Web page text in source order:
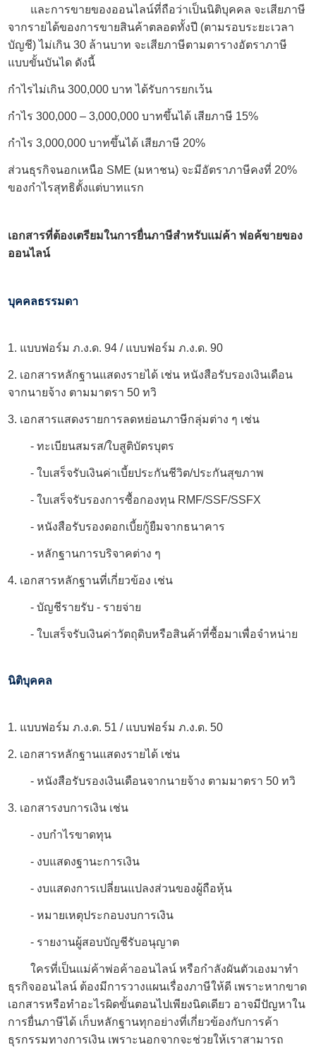
และการขายของออนไลน์ที่ถือว่าเป็นนิติบุคคล จะเสียภาษี
จากรายได้ของการขายสินค้าตลอดทั้งปี (ตามรอบระยะเวลา
บัญชี) ไม่เกิน 30 ล้านบาท จะเสียภาษีตามตารางอัตราภาษี
แบบขั้นบันได ดังนี้
กำไรไม่เกิน 300,000 บาท ได้รับการยกเว้น
กำไร 300,000 – 3,000,000 บาทขึ้นได้ เสียภาษี 15%
กำไร 3,000,000 บาทขึ้นได้ เสียภาษี 20%
ส่วนธุรกิจนอกเหนือ SME (มหาชน) จะมีอัตราภาษีคงที่ 20%
ของกำไรสุทธิตั้งแต่บาทแรก
เอกสารที่ต้องเตรียมในการยื่นภาษีสำหรับแม่ค้า พ่อค้ขายของ
ออนไลน์
บุคคลธรรมดา
1. แบบฟอร์ม ภ.ง.ด. 94 / แบบฟอร์ม ภ.ง.ด. 90
2. เอกสารหลักฐานแสดงรายได้ เช่น หนังสือรับรองเงินเดือน
จากนายจ้าง ตามมาตรา 50 ทวิ
3. เอกสารแสดงรายการลดหย่อนภาษีกลุ่มต่าง ๆ เช่น
- ทะเบียนสมรส/ใบสูติบัตรบุตร
- ใบเสร็จรับเงินค่าเบี้ยประกันชีวิต/ประกันสุขภาพ
- ใบเสร็จรับรองการซื้อกองทุน RMF/SSF/SSFX
- หนังสือรับรองดอกเบี้ยกู้ยืมจากธนาคาร
- หลักฐานการบริจาคต่าง ๆ
4. เอกสารหลักฐานที่เกี่ยวข้อง เช่น
- บัญชีรายรับ - รายจ่าย
- ใบเสร็จรับเงินค่าวัตถุดิบหรือสินค้าที่ซื้อมาเพื่อจำหน่าย
นิติบุคคล
1. แบบฟอร์ม ภ.ง.ด. 51 / แบบฟอร์ม ภ.ง.ด. 50
2. เอกสารหลักฐานแสดงรายได้ เช่น
- หนังสือรับรองเงินเดือนจากนายจ้าง ตามมาตรา 50 ทวิ
3. เอกสารงบการเงิน เช่น
- งบกำไรขาดทุน
- งบแสดงฐานะการเงิน
- งบแสดงการเปลี่ยนแปลงส่วนของผู้ถือหุ้น
- หมายเหตุประกอบงบการเงิน
- รายงานผู้สอบบัญชีรับอนุญาต
ใครที่เป็นแม่ค้าพ่อค้าออนไลน์ หรือกำลังผันตัวเองมาทำ
ธุรกิจออนไลน์ ต้องมีการวางแผนเรื่องภาษีให้ดี เพราะหากขาด
เอกสารหรือทำอะไรผิดขั้นตอนไปเพียงนิดเดียว อาจมีปัญหาใน
การยื่นภาษีได้ เก็บหลักฐานทุกอย่างที่เกี่ยวข้องกับการค้า
ธุรกรรมทางการเงิน เพราะนอกจากจะช่วยให้เราสามารถ